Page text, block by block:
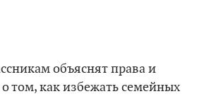
объяснят права и
том, как избежать семейных